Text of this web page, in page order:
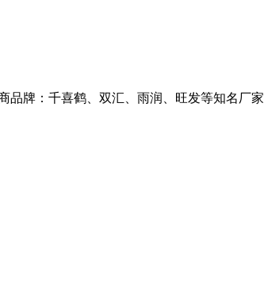
品牌：千喜鹤、双汇、雨润、旺发等知名厂家